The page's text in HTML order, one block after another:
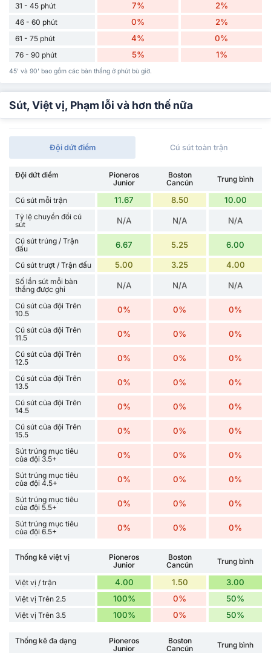
31 - 45 phút 7% 2%
46 - 60 phút 0% 2%
61 - 75 phút 4% 0%
76 - 90 phút 5% 1%
45' và 90' bao gồm các bàn thắng ở phút bù giờ.
Sút, Việt vị, Phạm lỗi và hơn thế nữa
Đội dứt điểm Cú sút toàn trận
Đội dứt điểm
Pioneros
Junior
Boston
Cancún
Trung bình
Cú sút mỗi trận 11.67 8.50 10.00
Tỷ lệ chuyển đổi cú
sút
N/A N/A N/A
Cú sút trúng / Trận
đấu
6.67 5.25 6.00
Cú sút trượt / Trận đấu 5.00 3.25 4.00
Số lần sút mỗi bàn
thắng được ghi
N/A N/A N/A
Cú sút của đội Trên
10.5
0% 0% 0%
Cú sút của đội Trên
11.5
0% 0% 0%
Cú sút của đội Trên
12.5
0% 0% 0%
Cú sút của đội Trên
13.5
0% 0% 0%
Cú sút của đội Trên
14.5
0% 0% 0%
Cú sút của đội Trên
15.5
0% 0% 0%
Sút trúng mục tiêu
của đội 3.5+
0% 0% 0%
Sút trúng mục tiêu
của đội 4.5+
0% 0% 0%
Sút trúng mục tiêu
của đội 5.5+
0% 0% 0%
Sút trúng mục tiêu
của đội 6.5+
0% 0% 0%
Thống kê việt vị
Pioneros
Junior
Boston
Cancún
Trung bình
Việt vị / trận 4.00 1.50 3.00
Việt vị Trên 2.5 100% 0% 50%
Việt vị Trên 3.5 100% 0% 50%
Thống kê đa dạng
Pioneros
Junior
Boston
Cancún
Trung bình